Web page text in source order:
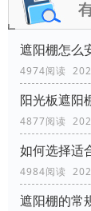
遮阳棚怎么
4974阅读
阳光板遮阳
4877阅读
如何选择适
4984阅读